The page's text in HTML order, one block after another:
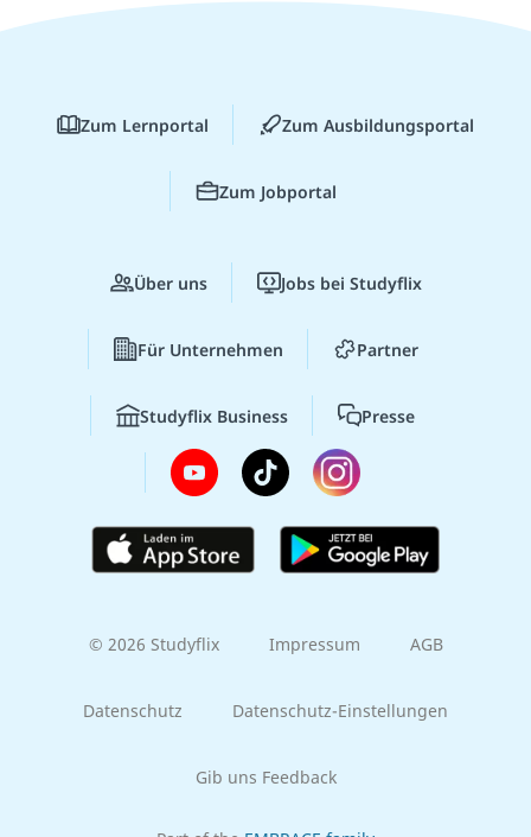
Zum Lernportal Zum Ausbildungsportal
Zum Jobportal
Über uns Jobs bei Studyflix
Für Unternehmen Partner
Studyflix Business Presse
© 2026 Studyflix Impressum AGB
Datenschutz Datenschutz-Einstellungen
Gib uns Feedback